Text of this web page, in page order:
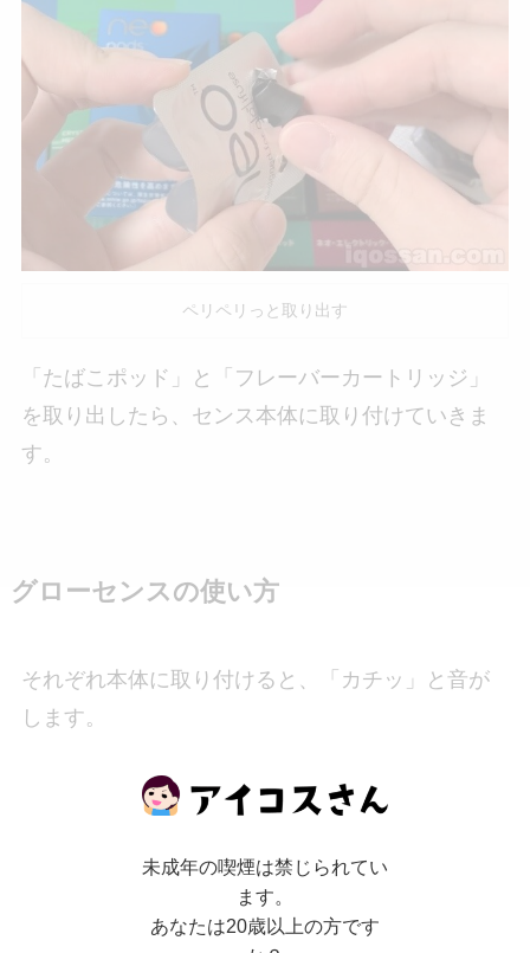
ペリペリっと取り出す
「たばこポッド」と「フレーバーカートリッジ」
を取り出したら、センス本体に取り付けていきま
す。
グローセンスの使い方
それぞれ本体に取り付けると、「カチッ」と音が
します。
未成年の喫煙は禁じられてい
ます。
あなたは20歳以上の方です